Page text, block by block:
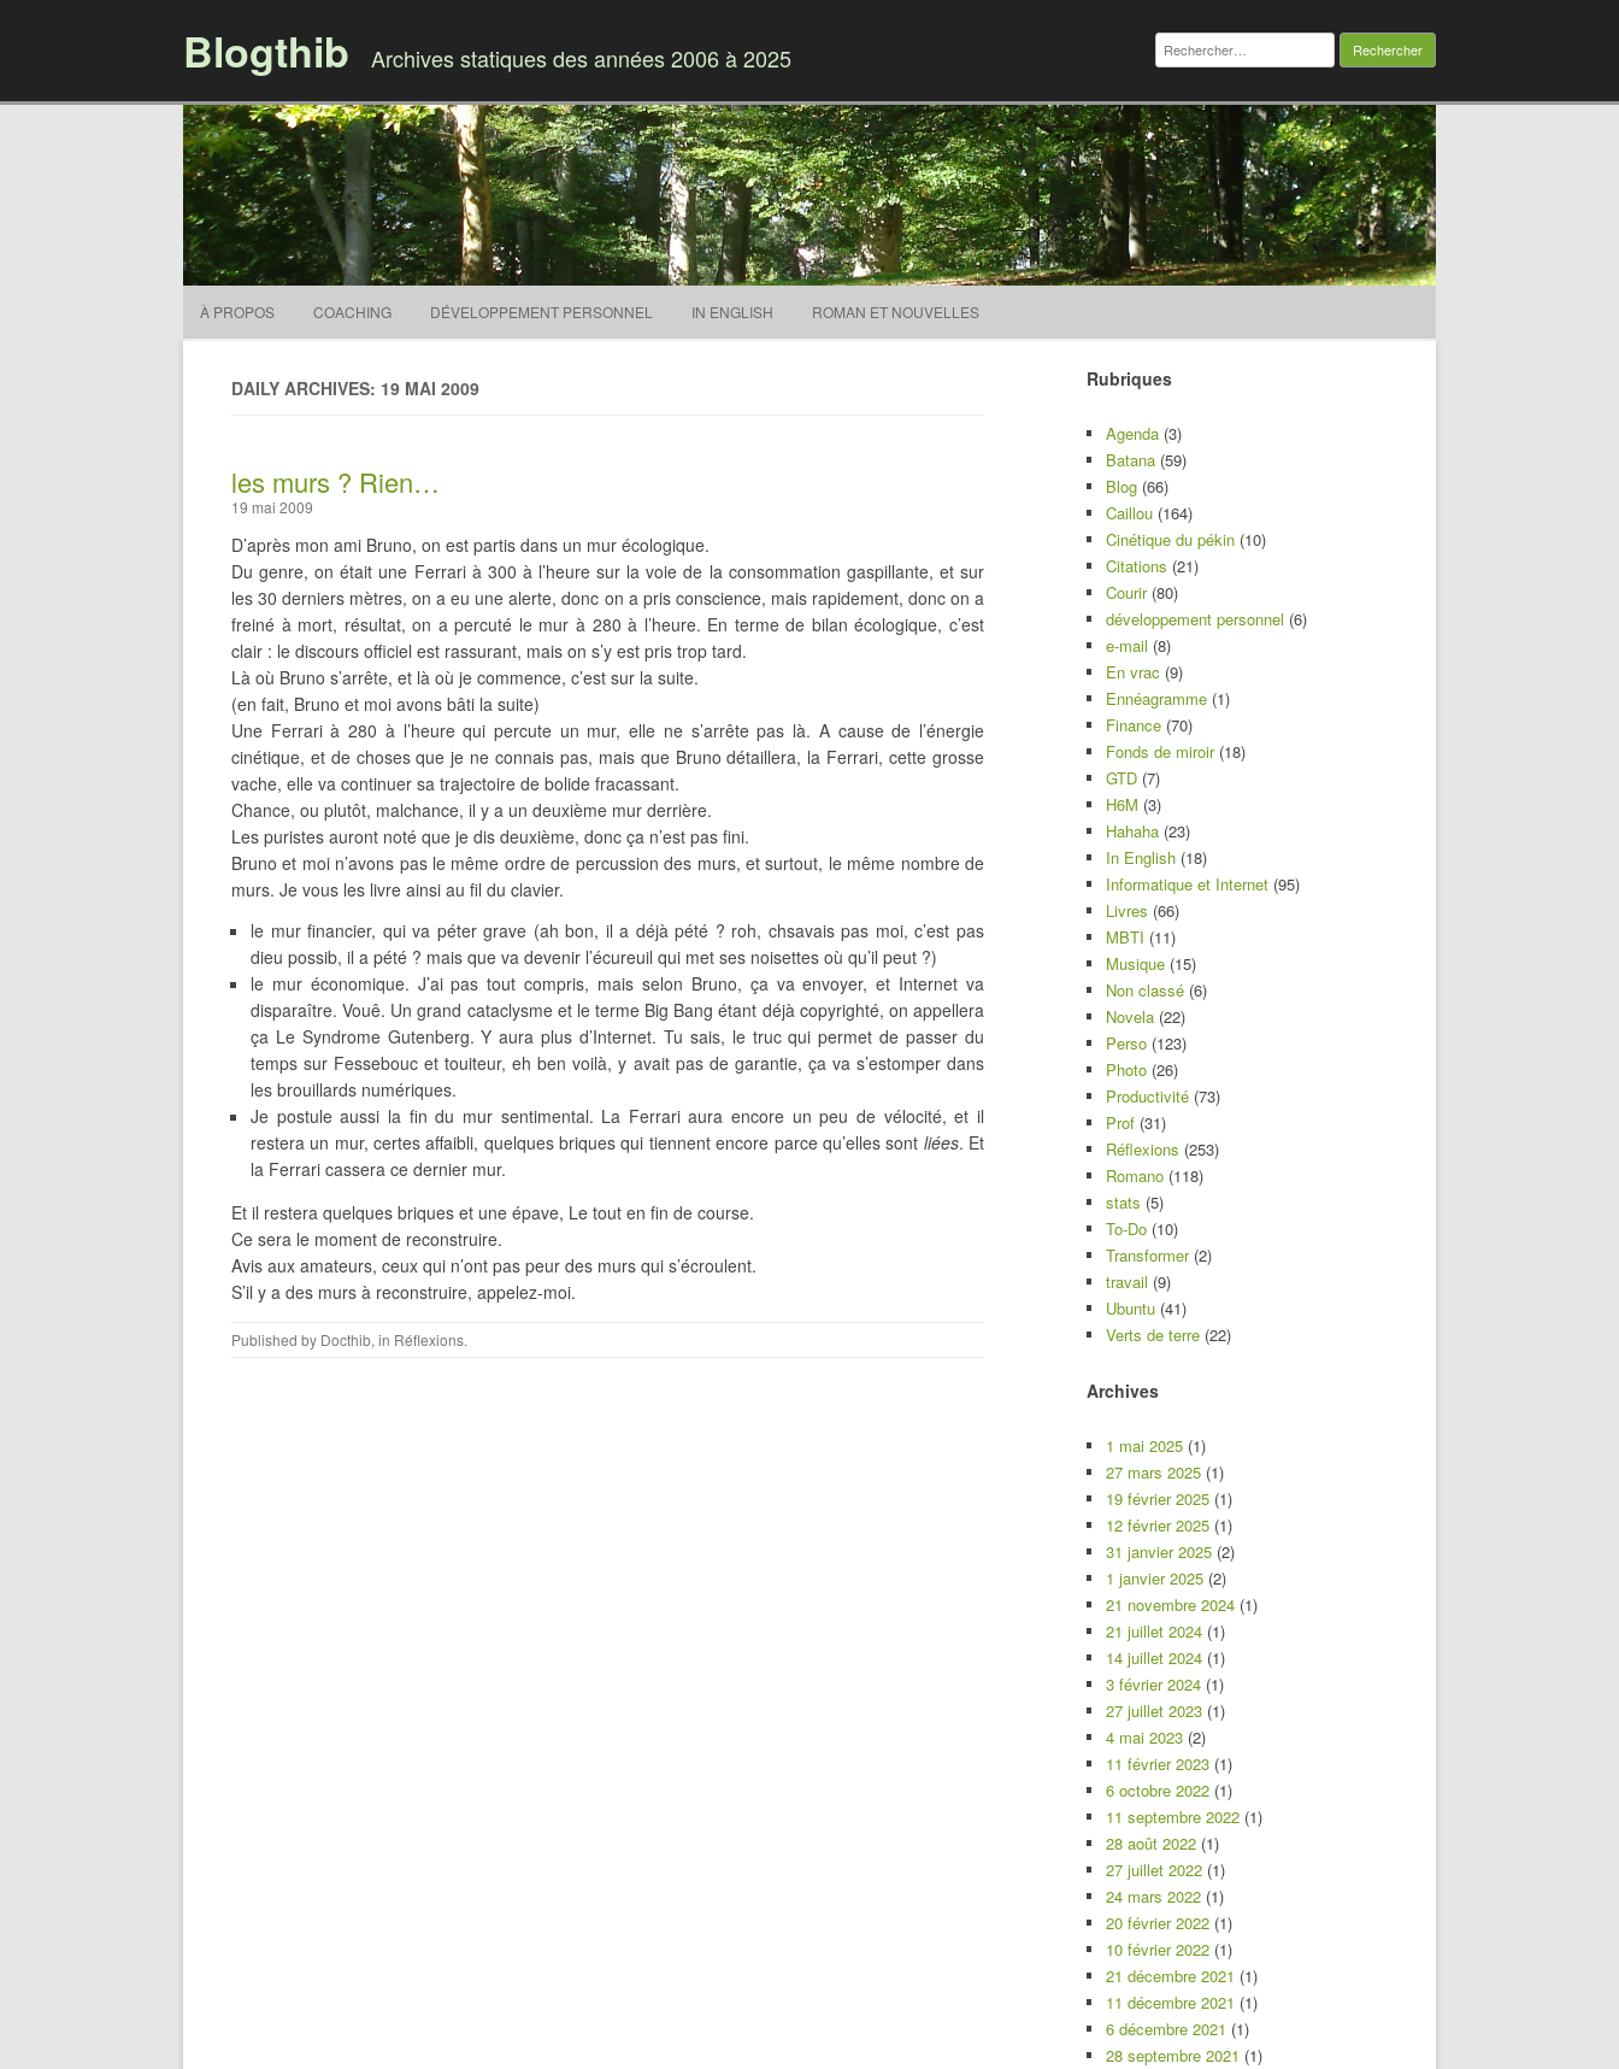
Blogthib Archives statiques des années 2006 à 2025
Rechercher :
À PROPOS COACHING DÉVELOPPEMENT PERSONNEL IN ENGLISH ROMAN ET NOUVELLES
DAILY ARCHIVES: 19 MAI 2009
les murs ? Rien…
19 mai 2009
D’après mon ami Bruno, on est partis dans un mur écologique.
Du genre, on était une Ferrari à 300 à l’heure sur la voie de la consommation gaspillante, et sur
les 30 derniers mètres, on a eu une alerte, donc on a pris conscience, mais rapidement, donc on a
freiné à mort, résultat, on a percuté le mur à 280 à l’heure. En terme de bilan écologique, c’est
clair : le discours officiel est rassurant, mais on s’y est pris trop tard.
Là où Bruno s’arrête, et là où je commence, c’est sur la suite.
(en fait, Bruno et moi avons bâti la suite)
Une Ferrari à 280 à l’heure qui percute un mur, elle ne s’arrête pas là. A cause de l’énergie
cinétique, et de choses que je ne connais pas, mais que Bruno détaillera, la Ferrari, cette grosse
vache, elle va continuer sa trajectoire de bolide fracassant.
Chance, ou plutôt, malchance, il y a un deuxième mur derrière.
Les puristes auront noté que je dis deuxième, donc ça n’est pas fini.
Bruno et moi n’avons pas le même ordre de percussion des murs, et surtout, le même nombre de
murs. Je vous les livre ainsi au fil du clavier.
le mur financier, qui va péter grave (ah bon, il a déjà pété ? roh, chsavais pas moi, c’est pas
dieu possib, il a pété ? mais que va devenir l’écureuil qui met ses noisettes où qu’il peut ?)
le mur économique. J’ai pas tout compris, mais selon Bruno, ça va envoyer, et Internet va
disparaître. Vouê. Un grand cataclysme et le terme Big Bang étant déjà copyrighté, on appellera
ça Le Syndrome Gutenberg. Y aura plus d’Internet. Tu sais, le truc qui permet de passer du
temps sur Fessebouc et touiteur, eh ben voilà, y avait pas de garantie, ça va s’estomper dans
les brouillards numériques.
Je postule aussi la fin du mur sentimental. La Ferrari aura encore un peu de vélocité, et il
restera un mur, certes affaibli, quelques briques qui tiennent encore parce qu’elles sont liées. Et
la Ferrari cassera ce dernier mur.
Et il restera quelques briques et une épave, Le tout en fin de course.
Ce sera le moment de reconstruire.
Avis aux amateurs, ceux qui n’ont pas peur des murs qui s’écroulent.
S’il y a des murs à reconstruire, appelez-moi.
Published by Docthib, in Réflexions.
Rubriques
Agenda (3)
Batana (59)
Blog (66)
Caillou (164)
Cinétique du pékin (10)
Citations (21)
Courir(80)
développement personnel (6)
e-mail (8)
En vrac (9)
Ennéagramme (1)
Finance (70)
Fonds de miroir(18)
GTD (7)
H6M (3)
Hahaha (23)
In English (18)
Informatique et Internet (95)
Livres (66)
MBTI (11)
Musique (15)
Non classé (6)
Novela (22)
Perso (123)
Photo (26)
Productivité (73)
Prof (31)
Réflexions (253)
Romano (118)
stats (5)
To-Do (10)
Transformer(2)
travail (9)
Ubuntu (41)
Verts de terre (22)
Archives
1 mai 2025 (1)
27 mars 2025 (1)
19 février 2025 (1)
12 février 2025 (1)
31 janvier 2025 (2)
1 janvier 2025 (2)
21 novembre 2024 (1)
21 juillet 2024 (1)
14 juillet 2024 (1)
3 février 2024 (1)
27 juillet 2023 (1)
4 mai 2023 (2)
11 février 2023 (1)
6 octobre 2022 (1)
11 septembre 2022 (1)
28 août 2022 (1)
27 juillet 2022 (1)
24 mars 2022 (1)
20 février 2022 (1)
10 février 2022 (1)
21 décembre 2021 (1)
11 décembre 2021 (1)
6 décembre 2021 (1)
28 septembre 2021 (1)